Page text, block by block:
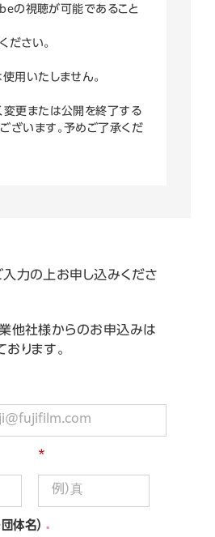
の視聴が可能であること
ださい。
使用いたしません。
変更または公開を終了する
ざいます。予めご了承くだ
入力の上お申し込みくださ
他社様からのお申込みは
ります。
*
体名）